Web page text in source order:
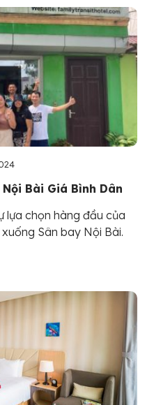
Bài Giá Bình Dân
lựa chọn hàng đầu của
Sân bay Nội Bài.